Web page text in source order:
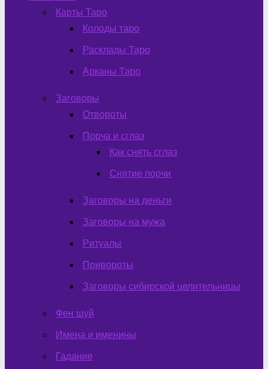
Карты Таро
Колоды таро
Расклады Таро
Арканы Таро
Заговоры
Отвороты
Порча и сглаз
Как снять сглаз
Снятие порчи
Заговоры на деньги
Заговоры на мужа
Ритуалы
Привороты
Заговоры сибирской целительницы
Фен шуй
Имена и именины
Гадание